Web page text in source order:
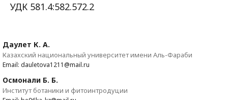
УДК 581.4:582.572.2
Даулет К. А.
Казахский национальный университет имени Аль-Фараби
Email: dauletova1211@mail.ru
Осмонали Б. Б.
Институт ботаники и фитоинтродуции